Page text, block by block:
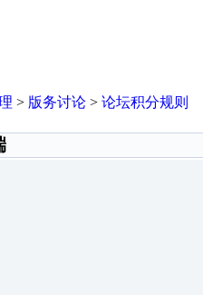
> 版务讨论 > 论坛积分规则